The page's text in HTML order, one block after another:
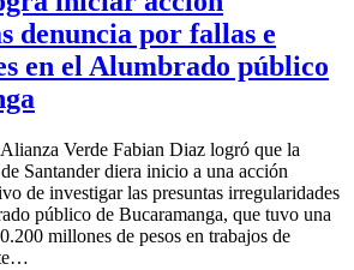
denuncia por fallas e
en el Alumbrado público
Verde Fabian Diaz logró que la
Santander diera inicio a una acción
de investigar las presuntas irregularidades
público de Bucaramanga, que tuvo una
millones de pesos en trabajos de